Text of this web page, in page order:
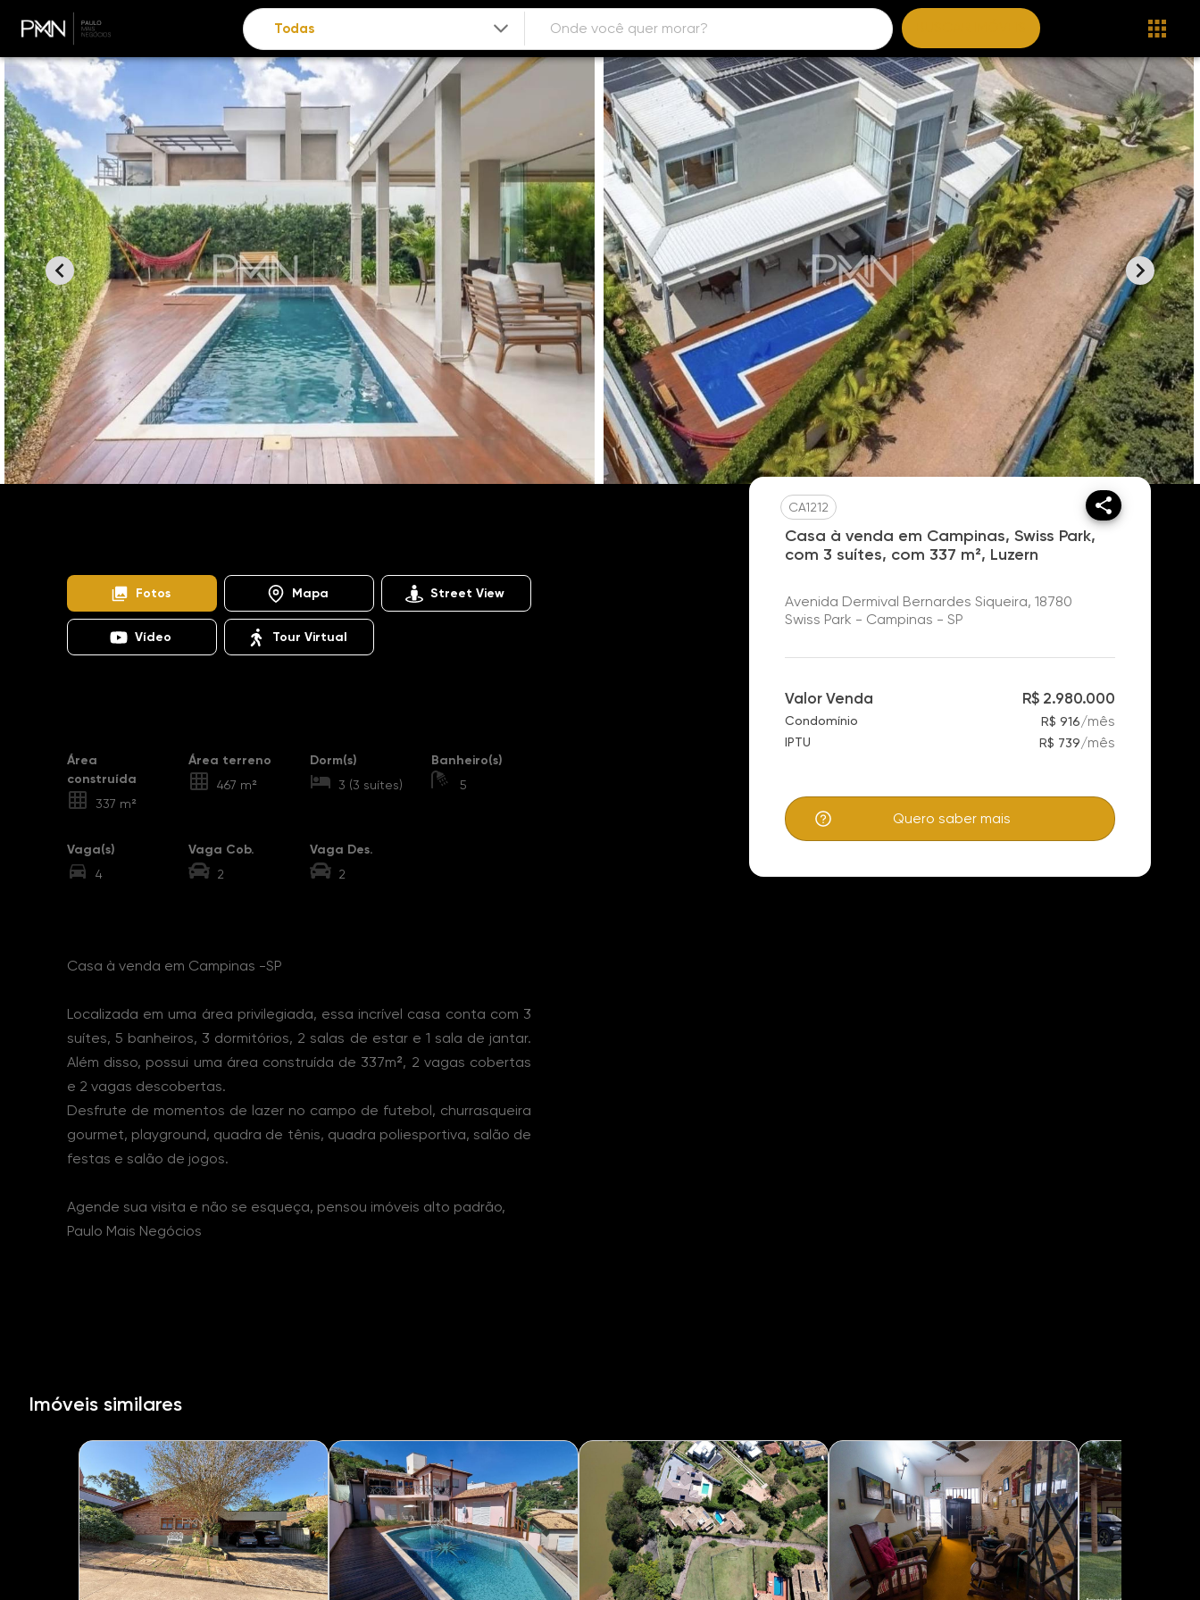
Fotos Mapa Street View
Vídeo Tour Virtual
Área
construída
337 m²
Área terreno
467 m²
Dorm(s)
3 (3 suítes)
Banheiro(s)
5
Vaga(s)
4
Vaga Cob.
2
Vaga Des.
2
Casa à venda em Campinas -SP
Localizada em uma área privilegiada, essa incrível casa conta com 3
suítes, 5 banheiros, 3 dormitórios, 2 salas de estar e 1 sala de jantar.
Além disso, possui uma área construída de 337m², 2 vagas cobertas
e 2 vagas descobertas.
Desfrute de momentos de lazer no campo de futebol, churrasqueira
gourmet, playground, quadra de tênis, quadra poliesportiva, salão de
festas e salão de jogos.
Agende sua visita e não se esqueça, pensou imóveis alto padrão,
Paulo Mais Negócios
CA1212
Casa à venda em Campinas, Swiss Park,
com 3 suítes, com 337 m², Luzern
Avenida Dermival Bernardes Siqueira, 18780
Swiss Park - Campinas - SP
Valor Venda R$ 2.980.000
Condomínio R$ 916/mês
IPTU R$ 739/mês
Quero saber mais
Imóveis similares